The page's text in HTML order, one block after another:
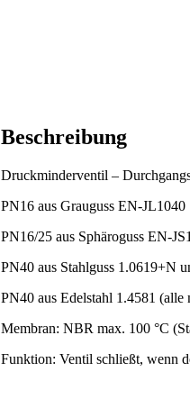
Beschreibung
Druckminderventil –
PN16 aus Grauguss EN-JL1040
PN16/25 aus Sphäroguss EN-
PN40 aus Stahlguss 1.0619+N
PN40 aus Edelstahl 1.4581 (alle
Membran: NBR max. 100 °C
Funktion: Ventil schließt, wenn